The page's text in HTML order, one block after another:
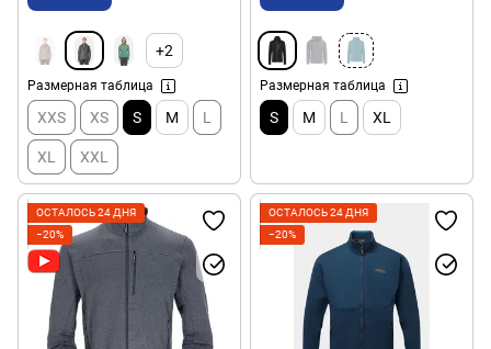
+2
Размерная таблица
XXS XS S M L
XL XXL
Размерная таблица
S M L XL
ОСТАЛОСЬ 24 ДНЯ
−20%
ОСТАЛОСЬ 24 ДНЯ
−20%